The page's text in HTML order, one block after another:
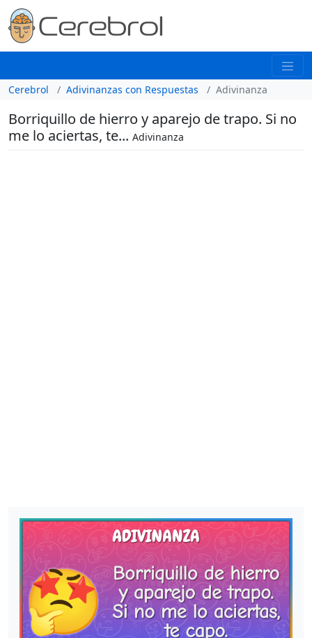
Cerebrol Adivinanzas con Respuestas Adivinanza
Borriquillo de hierro y aparejo de trapo. Si no
me lo aciertas, te... Adivinanza